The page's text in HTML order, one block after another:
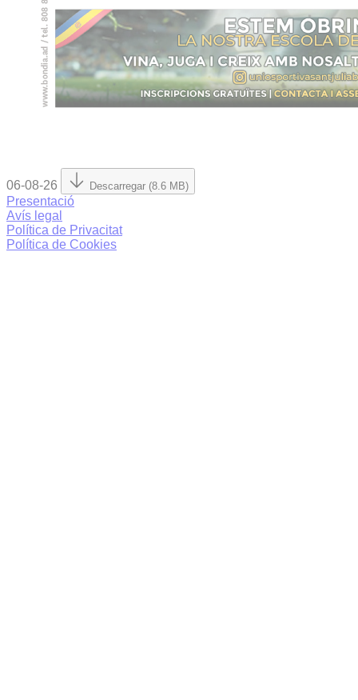
06-08-26 Descarregar (8.6 MB)
Presentació
Avís legal
Política de Privacitat
Política de Cookies